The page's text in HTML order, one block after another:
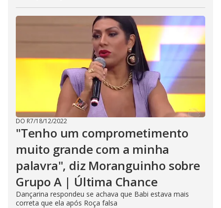
DO R7/18/12/2022
"Tenho um comprometimento
muito grande com a minha
palavra", diz Moranguinho sobre
Grupo A | Última Chance
Dançarina respondeu se achava que Babi estava mais
correta que ela após Roça falsa